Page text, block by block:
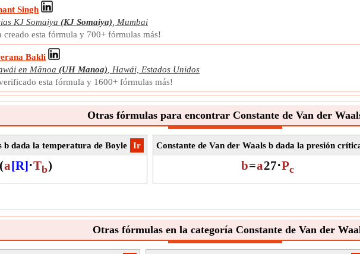
Singh
KJ Somaiya (KJ Somaiya), Mumbai
creado esta fórmula y 700+ fórmulas más!
Bakli
en Mānoa (UH Manoa), Hawái, Estados Unidos
esta fórmula y 1600+ fórmulas más!
Otras fórmulas para encontrar Constante de Van der
​Ir
b dada la temperatura de Boyle
(a[R]⋅Tb)
Constante de Van der Waals b dada la presión
b=a27⋅Pc
Otras fórmulas en la categoría Constante de Van der